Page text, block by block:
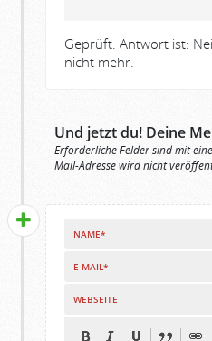
Geprüft. Antwort ist:
nicht mehr.
Und jetzt du! Deine
Erforderliche Felder sind mit
Mail-Adresse wird nicht
NAME*
E-MAIL*
WEBSEITE